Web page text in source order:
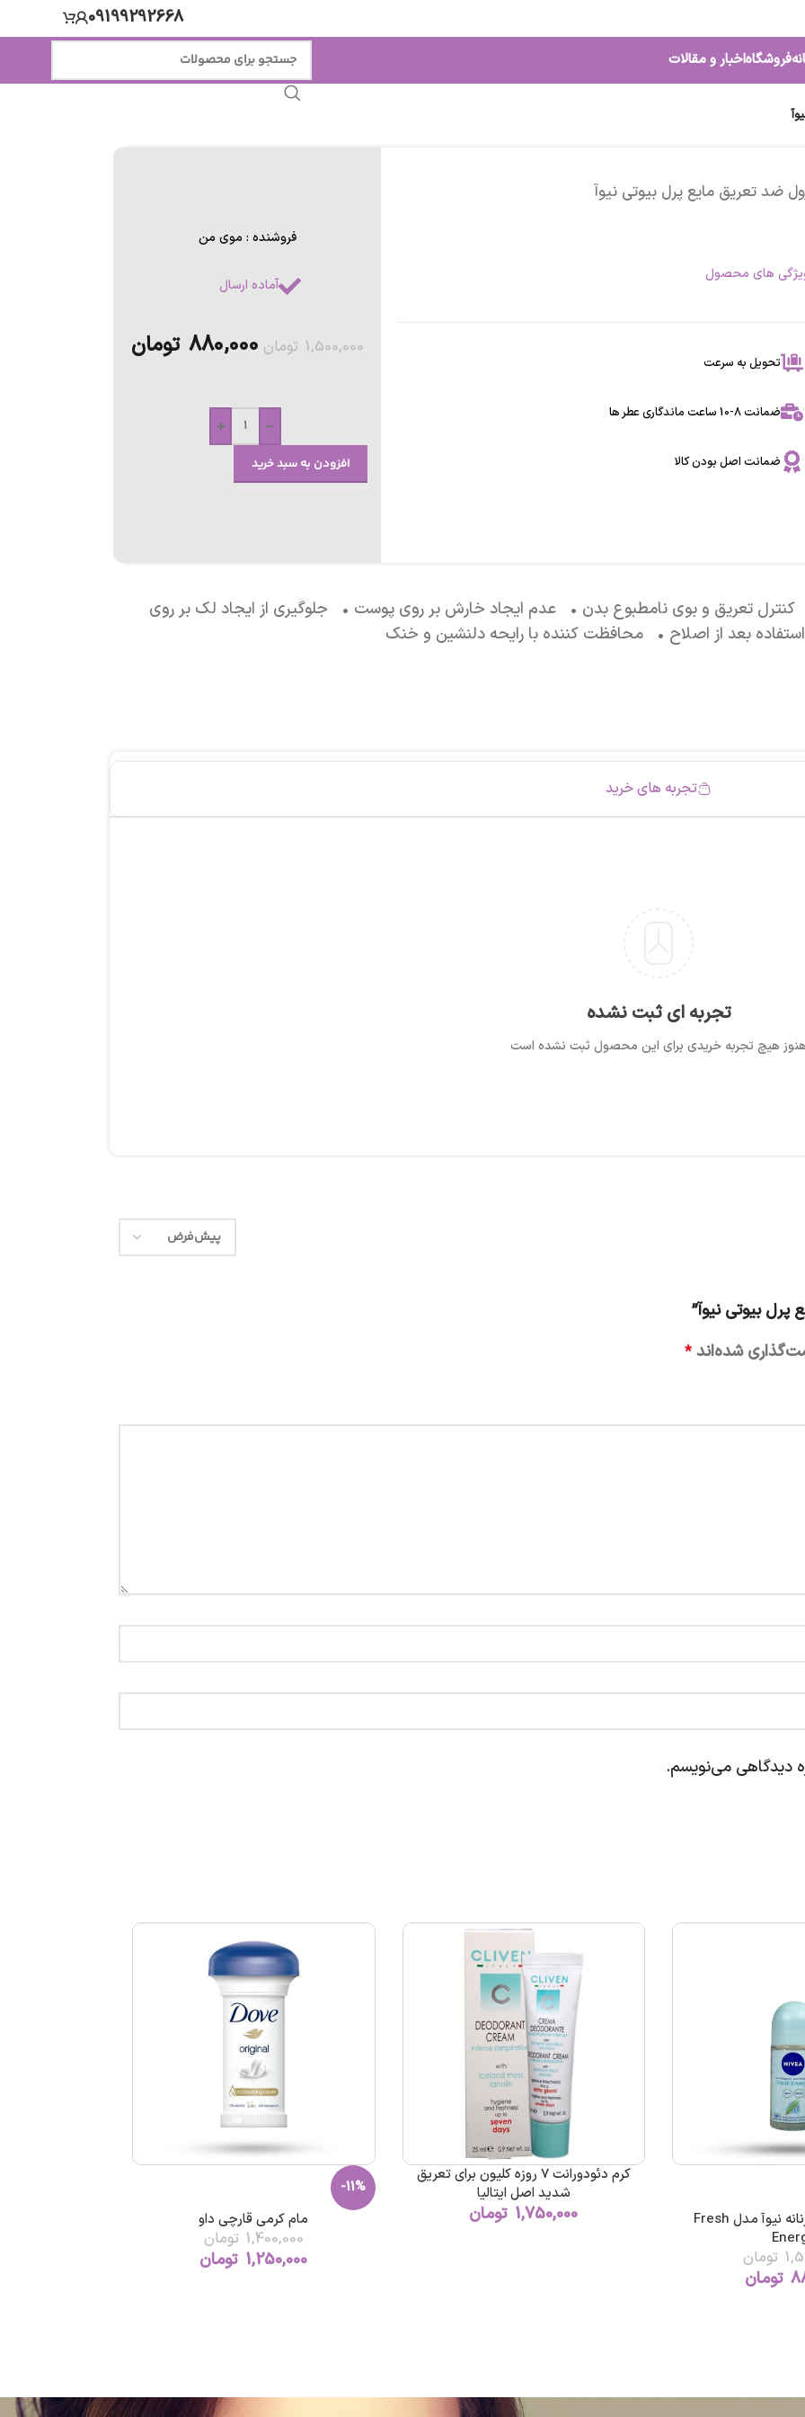
09199292668
فروشگاهاخبار و مقالات
ضد تعریق مایع پرل بیوتی نیوآ
های محصول
تحویل به سرعت
ضمانت 8-10 ساعت ماندگاری عطر ها
ضمانت اصل بودن کالا
فروشنده : موی من
آماده ارسال
1,500,000 تومان 880,000 تومان
-
+
افزودن به سبد خرید
تعریق و بوی نامطبوع بدن • عدم ایجاد خارش بر روی پوست • جلوگیری از ایجاد لک بر روی
بعد از اصلاح • محافظت کننده با رایحه دلنشین و خنک
تجربه های خرید
تجربه ای ثبت نشده
هیچ تجربه خریدی برای این محصول ثبت نشده است
بیوتی نیوآ”
شده‌اند *
دیدگاهی می‌نویسم.
رول ضد تعریق زنانه نیوآ مدل Fresh
تومان
تومان
کرم دئودورانت 7 روزه کلیون برای تعریق
شدید اصل ایتالیا
1,750,000 تومان
-11%
مام کرمی قارچی داو
1,400,000 تومان
1,250,000 تومان